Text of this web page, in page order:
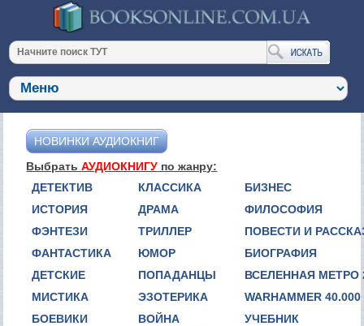
НОВИНКИ АУДИОКНИГ
ВыбратьАУДИОКНИГУ по жанру:
ДЕТЕКТИВ
ИСТОРИЯ
ФЭНТЕЗИ
ФАНТАСТИКА
ДЕТСКИЕ
МИСТИКА
БОЕВИКИ
КЛАССИКА
ДРАМА
ТРИЛЛЕР
ЮМОР
ПОПАДАНЦЫ
ЭЗОТЕРИКА
ВОЙНА
БИЗНЕС
ФИЛОСОФИЯ
ПОВЕСТИ И
БИОГРАФИЯ
ВСЕЛЕННАЯ МЕТРО
WARHAMMER 40.000
УЧЕБНИК